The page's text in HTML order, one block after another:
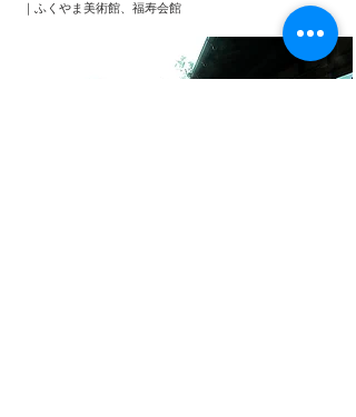
｜ ふくやま美術館、福寿会館